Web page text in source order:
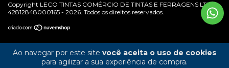
Ao navegar por este site você aceita o uso de cookies
para agilizar a sua experiência de compra.
Copyright LECO TINTAS COMÉRCIO DE TINTAS E FERRAGENS LTDA -
42812848000165 - 2026. Todos os direitos reservados.